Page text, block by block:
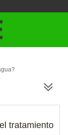
tratamiento